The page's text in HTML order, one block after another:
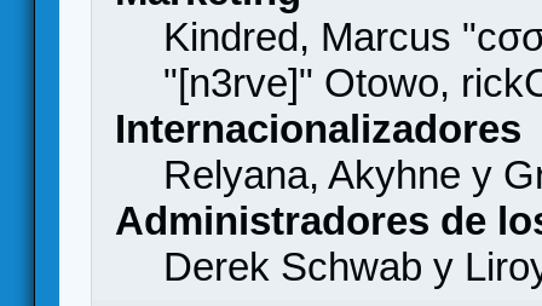
Kindred, Marcus
"[n3rve]" Otowo,
Internacionalizadores
Relyana, Akyhne y
Administradores de
Derek Schwab y